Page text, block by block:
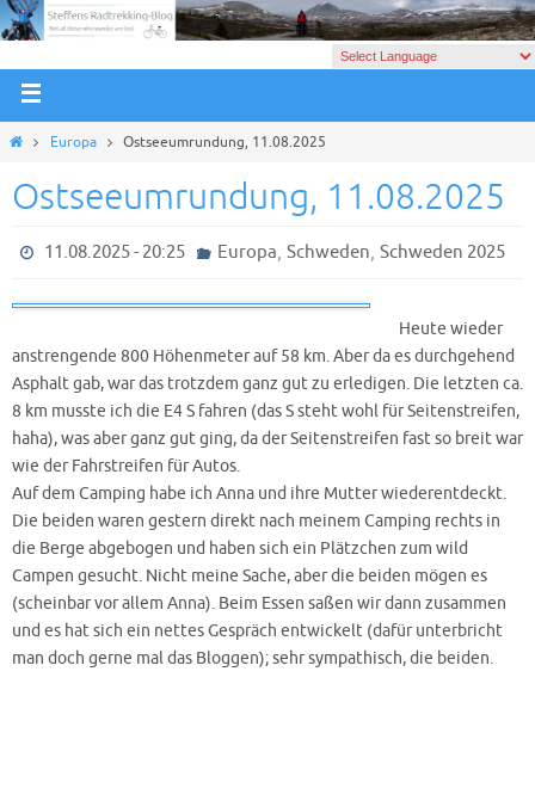
Europa Ostseeumrundung, 11.08.2025
Ostseeumrundung, 11.08.2025
11.08.2025 - 20:25 Europa, Schweden, Schweden 2025
Heute wieder
anstrengende 800 Höhenmeter auf 58 km. Aber da es durchgehend
Asphalt gab, war das trotzdem ganz gut zu erledigen. Die letzten ca.
8 km musste ich die E4 S fahren (das S steht wohl für Seitenstreifen,
haha), was aber ganz gut ging, da der Seitenstreifen fast so breit war
wie der Fahrstreifen für Autos.
Auf dem Camping habe ich Anna und ihre Mutter wiederentdeckt.
Die beiden waren gestern direkt nach meinem Camping rechts in
die Berge abgebogen und haben sich ein Plätzchen zum wild
Campen gesucht. Nicht meine Sache, aber die beiden mögen es
(scheinbar vor allem Anna). Beim Essen saßen wir dann zusammen
und es hat sich ein nettes Gespräch entwickelt (dafür unterbricht
man doch gerne mal das Bloggen); sehr sympathisch, die beiden.